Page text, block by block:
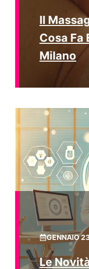
Il
Cosa Fa
Milano
GENNAIO
Le